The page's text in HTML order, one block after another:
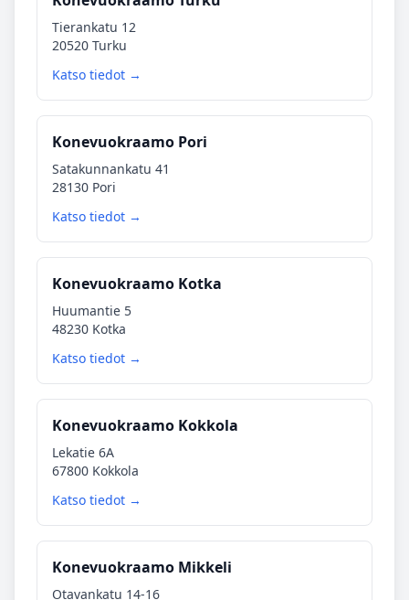
Tierankatu 12
20520 Turku
Katso tiedot →
Konevuokraamo Pori
Satakunnankatu 41
28130 Pori
Katso tiedot →
Konevuokraamo Kotka
Huumantie 5
48230 Kotka
Katso tiedot →
Konevuokraamo Kokkola
Lekatie 6A
67800 Kokkola
Katso tiedot →
Konevuokraamo Mikkeli
Otavankatu 14-16